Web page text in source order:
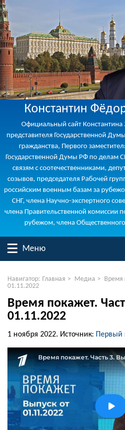
Константин
Официальный сайт Константина
представителя Государственной
гражданства, Первого
Государственной Думы РФ по делам
связям с соотечественниками,
созывов, председателя Рабочей
российским военным базам за
СНГ, члена Научно-экспертного
члена Правительственной комиссии
рубежом, члена
Меню
Навигатор: Главная > Медиа > Время
01.11.2022
Время покажет.
01.11.2022
1 ноября 2022. Источник: Первый